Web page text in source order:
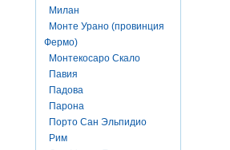
Милан
Монте Урано (провинция
Фермо)
Монтекосаро Скало
Павия
Падова
Парона
Порто Сан Эльпидио
Рим